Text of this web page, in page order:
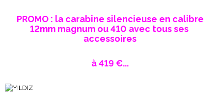
PROMO : la carabine silencieuse en calibre
12mm magnum ou 410 avec tous ses
accessoires
à 419 €...